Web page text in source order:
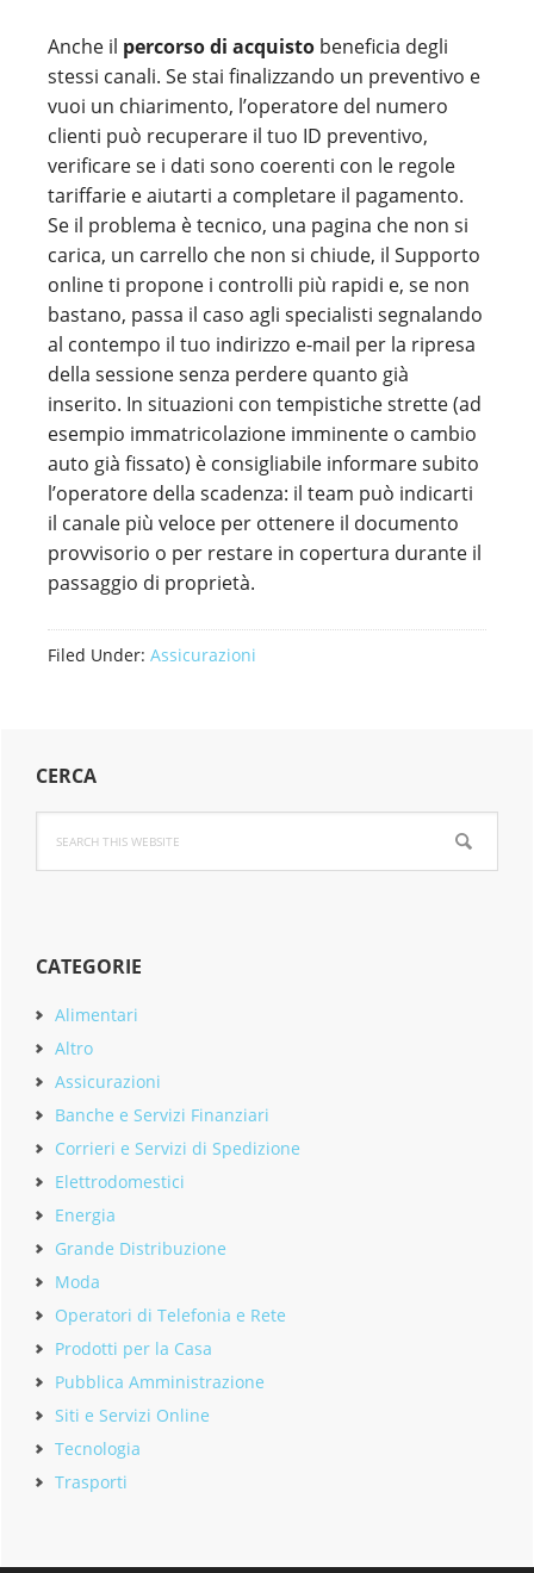
Anche il percorso di acquisto beneficia degli
stessi canali. Se stai finalizzando un preventivo e
vuoi un chiarimento, l’operatore del numero
clienti può recuperare il tuo ID preventivo,
verificare se i dati sono coerenti con le regole
tariffarie e aiutarti a completare il pagamento.
Se il problema è tecnico, una pagina che non si
carica, un carrello che non si chiude, il Supporto
online ti propone i controlli più rapidi e, se non
bastano, passa il caso agli specialisti segnalando
al contempo il tuo indirizzo e-mail per la ripresa
della sessione senza perdere quanto già
inserito. In situazioni con tempistiche strette (ad
esempio immatricolazione imminente o cambio
auto già fissato) è consigliabile informare subito
l’operatore della scadenza: il team può indicarti
il canale più veloce per ottenere il documento
provvisorio o per restare in copertura durante il
passaggio di proprietà.
Filed Under: Assicurazioni
Primary
Sidebar
CERCA
this
website
CATEGORIE
Alimentari
Altro
Assicurazioni
Banche e Servizi Finanziari
Corrieri e Servizi di Spedizione
Elettrodomestici
Energia
Grande Distribuzione
Moda
Operatori di Telefonia e Rete
Prodotti per la Casa
Pubblica Amministrazione
Siti e Servizi Online
Tecnologia
Trasporti